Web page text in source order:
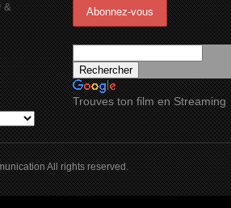
&
Trouves ton film en Streaming
All rights reserved.